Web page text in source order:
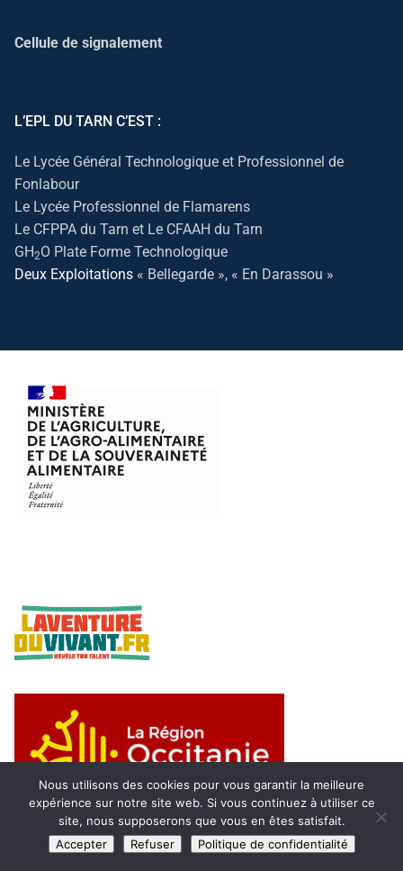
Cellule de signalement
L’EPL DU TARN C’EST :
Le Lycée Général Technologique et Professionnel de
Fonlabour
Le Lycée Professionnel de Flamarens
Le CFPPA du Tarn et Le CFAAH du Tarn
GH2O Plate Forme Technologique
Deux Exploitations « Bellegarde », « En Darassou »
Nous utilisons des cookies pour vous garantir la meilleure
expérience sur notre site web. Si vous continuez à utiliser ce
site, nous supposerons que vous en êtes satisfait.
Accepter
Refuser Politique de confidentialité